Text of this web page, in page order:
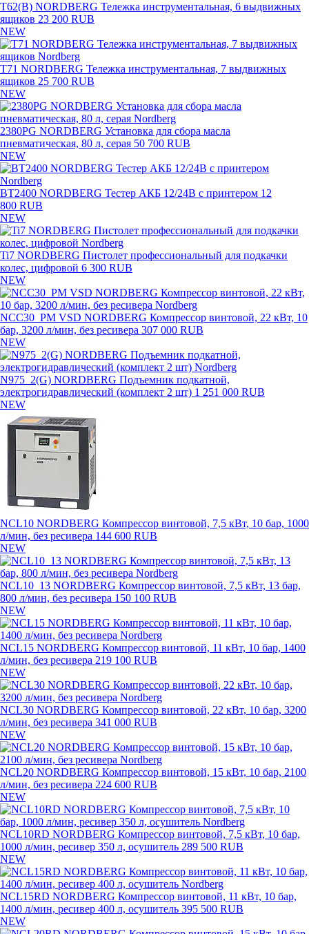
T62(B) NORDBERG Тележка инструментальная, 6 выдвижных
ящиков 23 200 RUB
NEW
T71 NORDBERG Тележка инструментальная, 7 выдвижных
ящиков 25 700 RUB
NEW
2380PG NORDBERG Установка для сбора масла
пневматическая, 80 л, серая 50 700 RUB
NEW
BT2400 NORDBERG Тестер АКБ 12/24В с принтером 12
800 RUB
NEW
Ti7 NORDBERG Пистолет профессиональный для подкачки
колес, цифровой 6 300 RUB
NEW
NCC30_PM VSD NORDBERG Компрессор винтовой, 22 кВт, 10
бар, 3200 л/мин, без ресивера 307 000 RUB
NEW
N975_2(G) NORDBERG Подъемник подкатной,
электрогидравлический (комплект 2 шт) 1 251 000 RUB
NEW
NCL10 NORDBERG Компрессор винтовой, 7,5 кВт, 10 бар, 1000
л/мин, без ресивера 144 600 RUB
NEW
NCL10_13 NORDBERG Компрессор винтовой, 7,5 кВт, 13 бар,
800 л/мин, без ресивера 150 100 RUB
NEW
NCL15 NORDBERG Компрессор винтовой, 11 кВт, 10 бар, 1400
л/мин, без ресивера 219 100 RUB
NEW
NCL30 NORDBERG Компрессор винтовой, 22 кВт, 10 бар, 3200
л/мин, без ресивера 341 000 RUB
NEW
NCL20 NORDBERG Компрессор винтовой, 15 кВт, 10 бар, 2100
л/мин, без ресивера 224 600 RUB
NEW
NCL10RD NORDBERG Компрессор винтовой, 7,5 кВт, 10 бар,
1000 л/мин, ресивер 350 л, осушитель 289 500 RUB
NEW
NCL15RD NORDBERG Компрессор винтовой, 11 кВт, 10 бар,
1400 л/мин, ресивер 400 л, осушитель 395 500 RUB
NEW